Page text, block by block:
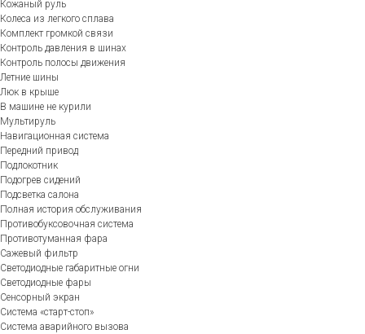
Кожаный руль
Колеса из легкого сплава
Комплект громкой связи
Контроль давления в шинах
Контроль полосы движения
Летние шины
Люк в крыше
В машине не курили
Мультируль
Навигационная система
Передний привод
Подлокотник
Подогрев сидений
Подсветка салона
Полная история обслуживания
Противобуксовочная система
Противотуманная фара
Сажевый фильтр
Светодиодные габаритные огни
Светодиодные фары
Сенсорный экран
Система «старт-стоп»
Система аварийного вызова